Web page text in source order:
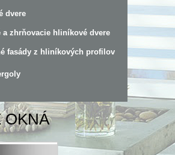
dvere
a zhrňovacie hliníkové dvere
fasády z hliníkových profilov
OKNÁ